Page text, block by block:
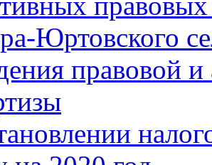
Юртовского
правовой